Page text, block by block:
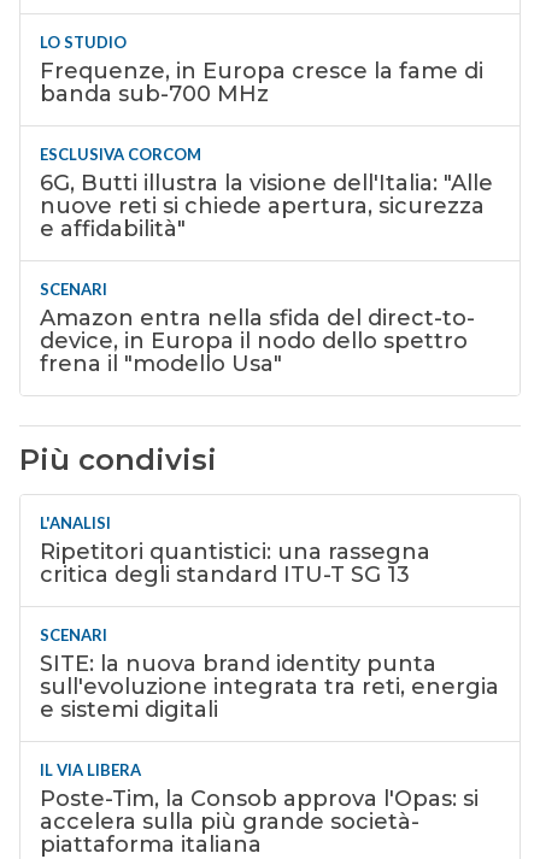
LO STUDIO
Frequenze, in Europa cresce la fame di
banda sub-700 MHz
ESCLUSIVA CORCOM
6G, Butti illustra la visione dell'Italia: "Alle
nuove reti si chiede apertura, sicurezza
e affidabilità"
SCENARI
Amazon entra nella sfida del direct-to-
device, in Europa il nodo dello spettro
frena il "modello Usa"
Più condivisi
L'ANALISI
Ripetitori quantistici: una rassegna
critica degli standard ITU-T SG 13
SCENARI
SITE: la nuova brand identity punta
sull'evoluzione integrata tra reti, energia
e sistemi digitali
IL VIA LIBERA
Poste-Tim, la Consob approva l'Opas: si
accelera sulla più grande società-
piattaforma italiana